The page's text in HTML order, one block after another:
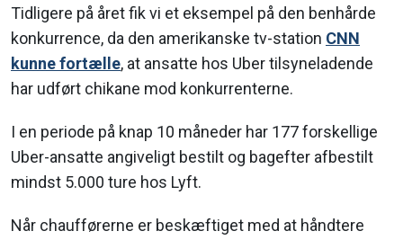
Tidligere på året fik vi et eksempel på den benhårde
konkurrence, da den amerikanske tv-station CNN
kunne fortælle, at ansatte hos Uber tilsyneladende
har udført chikane mod konkurrenterne.
I en periode på knap 10 måneder har 177 forskellige
Uber-ansatte angiveligt bestilt og bagefter afbestilt
mindst 5.000 ture hos Lyft.
Når chaufførerne er beskæftiget med at håndtere